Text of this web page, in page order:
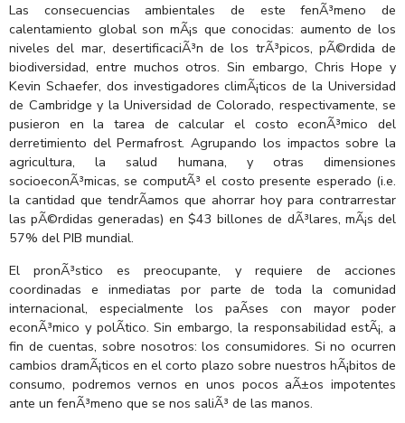
Las consecuencias ambientales de este fenÃ³meno de
calentamiento global son mÃ¡s que conocidas: aumento de los
niveles del mar, desertificaciÃ³n de los trÃ³picos, pÃ©rdida de
biodiversidad, entre muchos otros. Sin embargo, Chris Hope y
Kevin Schaefer, dos investigadores climÃ¡ticos de la Universidad
de Cambridge y la Universidad de Colorado, respectivamente, se
pusieron en la tarea de calcular el costo econÃ³mico del
derretimiento del Permafrost. Agrupando los impactos sobre la
agricultura, la salud humana, y otras dimensiones
socioeconÃ³micas, se computÃ³ el costo presente esperado (i.e.
la cantidad que tendrÃ­amos que ahorrar hoy para contrarrestar
las pÃ©rdidas generadas) en $43 billones de dÃ³lares, mÃ¡s del
57% del PIB mundial.
El pronÃ³stico es preocupante, y requiere de acciones
coordinadas e inmediatas por parte de toda la comunidad
internacional, especialmente los paÃ­ses con mayor poder
econÃ³mico y polÃ­tico. Sin embargo, la responsabilidad estÃ¡, a
fin de cuentas, sobre nosotros: los consumidores. Si no ocurren
cambios dramÃ¡ticos en el corto plazo sobre nuestros hÃ¡bitos de
consumo, podremos vernos en unos pocos aÃ±os impotentes
ante un fenÃ³meno que se nos saliÃ³ de las manos.